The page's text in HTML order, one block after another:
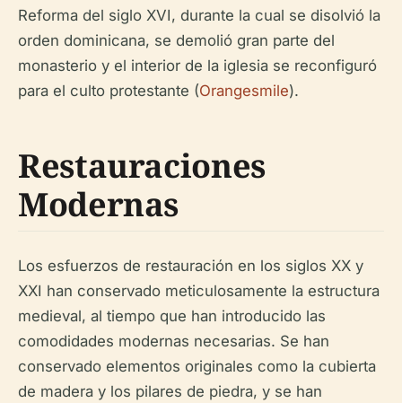
Reforma del siglo XVI, durante la cual se disolvió la
orden dominicana, se demolió gran parte del
monasterio y el interior de la iglesia se reconfiguró
para el culto protestante (Orangesmile).
Restauraciones
Modernas
Los esfuerzos de restauración en los siglos XX y
XXI han conservado meticulosamente la estructura
medieval, al tiempo que han introducido las
comodidades modernas necesarias. Se han
conservado elementos originales como la cubierta
de madera y los pilares de piedra, y se han